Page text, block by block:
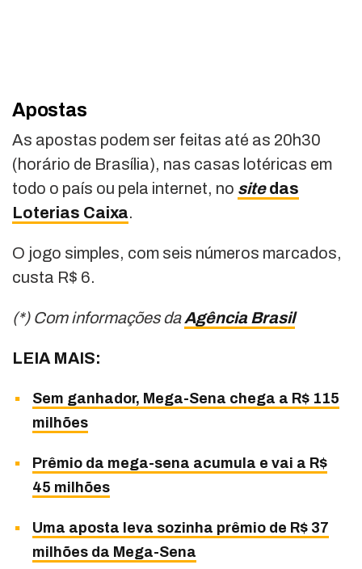
Apostas
As apostas podem ser feitas até as 20h30
(horário de Brasília), nas casas lotéricas em
todo o país ou pela internet, no sitedas
Loterias Caixa.
O jogo simples, com seis números marcados,
custa R$ 6.
(*) Com informações daAgência Brasil
LEIA MAIS:
Sem ganhador, Mega-Sena chega a R$ 115
milhões
Prêmio da mega-sena acumula e vai a R$
45 milhões
Uma aposta leva sozinha prêmio de R$ 37
milhões da Mega-Sena